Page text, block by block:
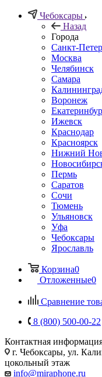
Чебоксары
Назад
Города
Санкт-
Москва
Челябинск
Самара
Воронеж
Ижевск
Краснодар
Красноярск
Нижний
Пермь
Саратов
Сочи
Тюмень
Ульяновск
Уфа
Чебоксары
Ярославль
Корзина0
Отложенные0
Сравнение
8 (800) 500-00-22
Контактная
г. Чебоксары, ул.
цокольный этаж
info@miraphone.ru